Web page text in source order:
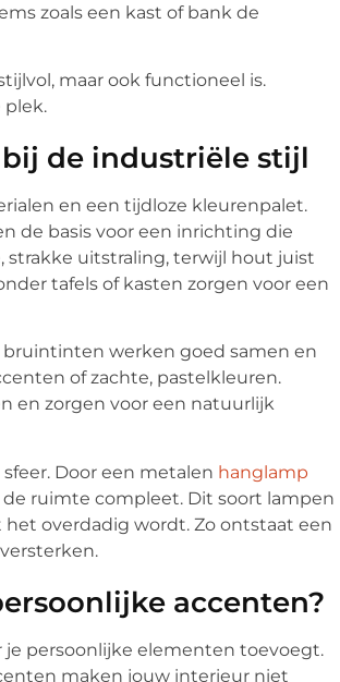
zoals een kast of bank de
maar ook functioneel is.
plek.
de industriële stijl
en een tijdloze kleurenpalet.
de basis voor een inrichting die
strakke uitstraling, terwijl hout juist
tafels of kasten zorgen voor een
bruintinten werken goed samen en
of zachte, pastelkleuren.
en zorgen voor een natuurlijk
Door een metalen hanglamp
ruimte compleet. Dit soort lampen
overdadig wordt. Zo ontstaat een
accenten?
persoonlijke elementen toevoegt.
maken jouw interieur niet